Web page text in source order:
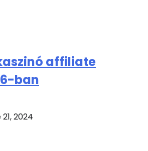
affiliate
ban
2024